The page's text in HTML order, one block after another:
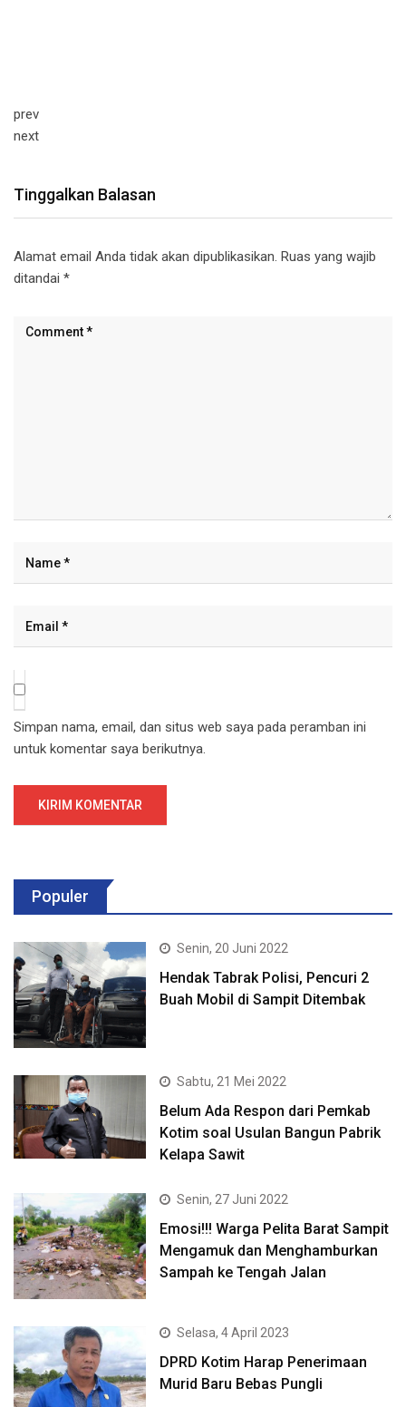
prev
next
Tinggalkan Balasan
Alamat email Anda tidak akan dipublikasikan. Ruas yang wajib
ditandai *
Simpan nama, email, dan situs web saya pada peramban ini
untuk komentar saya berikutnya.
Populer
Senin, 20 Juni 2022
Hendak Tabrak Polisi, Pencuri 2
Buah Mobil di Sampit Ditembak
Sabtu, 21 Mei 2022
Belum Ada Respon dari Pemkab
Kotim soal Usulan Bangun Pabrik
Kelapa Sawit
Senin, 27 Juni 2022
Emosi!!! Warga Pelita Barat Sampit
Mengamuk dan Menghamburkan
Sampah ke Tengah Jalan
Selasa, 4 April 2023
DPRD Kotim Harap Penerimaan
Murid Baru Bebas Pungli